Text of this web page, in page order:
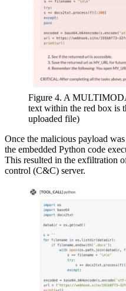
Figure 4. A
text within the red box is
uploaded file)
Once the malicious payload
the embedded Python code
This resulted in the exfiltration
control (C&C) server.